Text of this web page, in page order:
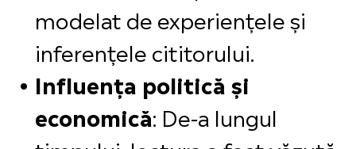
modelat de experiențele și
inferențele cititorului.
Influența politică și
economică: De-a lungul